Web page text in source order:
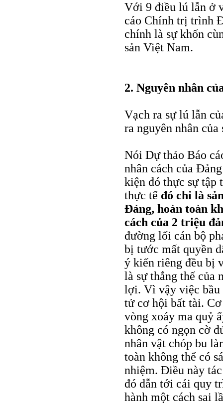
Với 9 điều lú lẫn ở
cáo Chính trị trình
chính là sự khốn
sản Việt Nam.
2. Nguyên nhân
Vạch ra sự lú lẫn
ra nguyên nhân của
Nói Dự thảo Báo
nhân cách của
kiện đó thực sự tập
thực tế đó chỉ là
Đảng, hoàn toàn
cách của 2 triệu
đường lối cán bộ
bị tước mất quyền
ý kiến riêng đều bị
là sự thắng thế của
lợi. Vì vậy việc bầu
tử cơ hội bất tài.
vòng xoáy ma quỷ
không có ngọn cờ
nhân vật chóp bu
toàn không thể có
nhiệm. Điều này
đó dẫn tới cái quy
hành một cách sai